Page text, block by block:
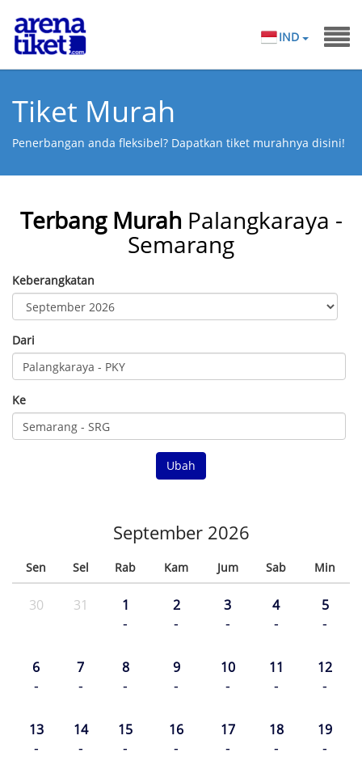
IND
Tiket Murah
Penerbangan anda fleksibel? Dapatkan tiket murahnya disini!
Terbang Murah Palangkaraya -
Semarang
Keberangkatan
Dari
Ke
Ubah
September 2026
Sen Sel Rab Kam Jum Sab Min
30 31 1
-
2
-
3
-
4
-
5
-
6
-
7
-
8
-
9
-
10
-
11
-
12
-
13
-
14
-
15
-
16
-
17
-
18
-
19
-